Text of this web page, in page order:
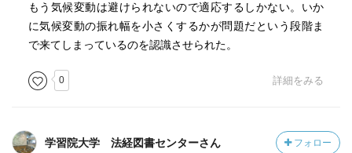
上昇するにつれてさらに高くなります。
・不利な条件下の人々
リスクは均一に分布しているわけではなく、どのような
発展段階の国であれ、一般的に不利な条件におかれた人々
はすでに中程度のリスクが存在しています。地域的な作物
もう気候変動は避けられないので適応するしかない。いか
に気候変動の振れ幅を小さくするかが問題だという段階ま
で来てしまっているのを認識させられた。
0 詳細をみる
学習院大学 法経図書センターさん フォロー